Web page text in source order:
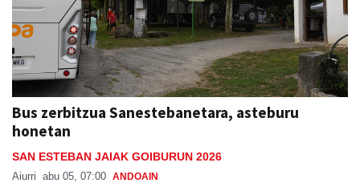
Bus zerbitzua Sanestebanetara, asteburu
honetan
SAN ESTEBAN JAIAK GOIBURUN 2026
Aiurri abu 05, 07:00 ANDOAIN